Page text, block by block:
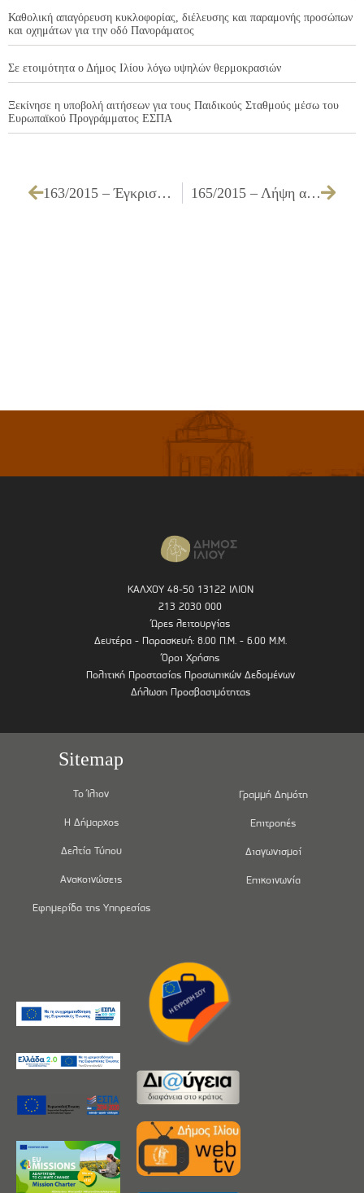
Καθολική απαγόρευση κυκλοφορίας, διέλευσης και παραμονής προσώπων
και οχημάτων για την οδό Πανοράματος
Σε ετοιμότητα ο Δήμος Ιλίου λόγω υψηλών θερμοκρασιών
Ξεκίνησε η υποβολή αιτήσεων για τους Παιδικούς Σταθμούς μέσω του
Ευρωπαϊκού Προγράμματος ΕΣΠΑ
163/2015 – Έγκριση πρακτικού της επιτροπής αξιολόγησης και βαθμολόγησης προσφορών, για την υλοποίηση του προγράμματος: «Προσφορά έτοιμου φαγητού χαμηλού κόστους – ΚΟΙΝΩΝΙΚΗ ΚΟΥΖΙΝΑ » 165/2015 – Λήψη απόφασης για τη συγκρότηση της Επιτροπής Διαγωνισμού, για τη διεξαγωγή δημοπρασιών έργων, για το έτος 2015 και για έργα προϋπολογισμού κάτω από το ανώτατο όριο της 2ης τάξης του ΜΕΕΠ
ΚΑΛΧΟΥ 48-50 13122 ΙΛΙΟΝ
213 2030 000
Ώρες λειτουργίας
Δευτέρα - Παρασκευή: 8.00 Π.Μ. - 6.00 Μ.Μ.
Όροι Χρήσης
Πολιτική Προστασίας Προσωπικών Δεδομένων
Δήλωση Προσβασιμότητας
Sitemap
Το Ίλιον
Η Δήμαρχος
Δελτία Τύπου
Ανακοινώσεις
Εφημερίδα της Υπηρεσίας
Γραμμή Δημότη
Επιτροπές
Διαγωνισμοί
Επικοινωνία